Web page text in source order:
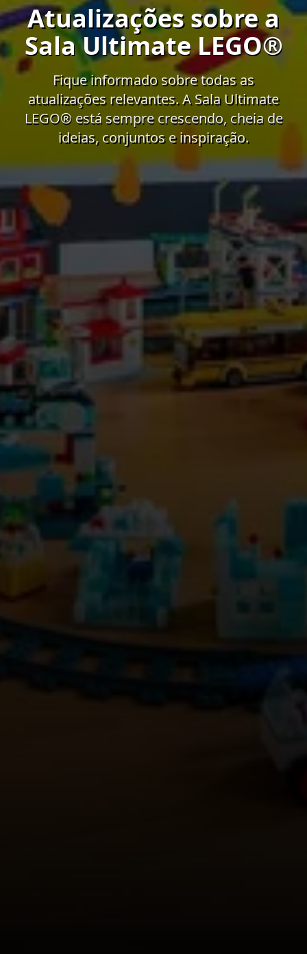
Atualizações sobre a
Sala Ultimate LEGO®
Fique informado sobre todas as
atualizações relevantes. A Sala Ultimate
LEGO® está sempre crescendo, cheia de
ideias, conjuntos e inspiração.